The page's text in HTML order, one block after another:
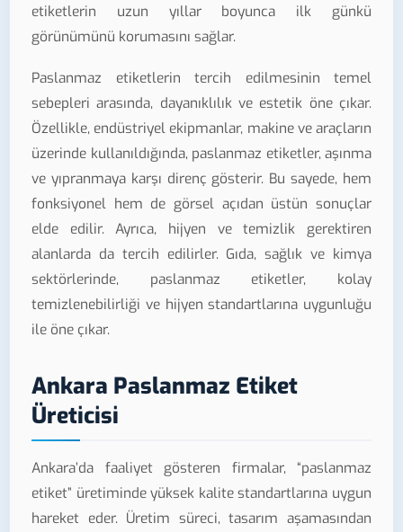
etiketlerin uzun yıllar boyunca ilk günkü
görünümünü korumasını sağlar.
Paslanmaz etiketlerin tercih edilmesinin temel
sebepleri arasında, dayanıklılık ve estetik öne çıkar.
Özellikle, endüstriyel ekipmanlar, makine ve araçların
üzerinde kullanıldığında, paslanmaz etiketler, aşınma
ve yıpranmaya karşı direnç gösterir. Bu sayede, hem
fonksiyonel hem de görsel açıdan üstün sonuçlar
elde edilir. Ayrıca, hijyen ve temizlik gerektiren
alanlarda da tercih edilirler. Gıda, sağlık ve kimya
sektörlerinde, paslanmaz etiketler, kolay
temizlenebilirliği ve hijyen standartlarına uygunluğu
ile öne çıkar.
Ankara Paslanmaz Etiket
Üreticisi
Ankara’da faaliyet gösteren firmalar, “paslanmaz
etiket” üretiminde yüksek kalite standartlarına uygun
hareket eder. Üretim süreci, tasarım aşamasından